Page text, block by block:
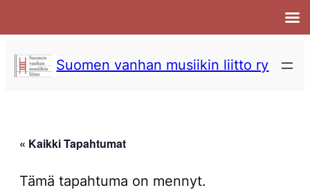
Suomen vanhan musiikin liitto ry
« Kaikki Tapahtumat
Tämä tapahtuma on mennyt.